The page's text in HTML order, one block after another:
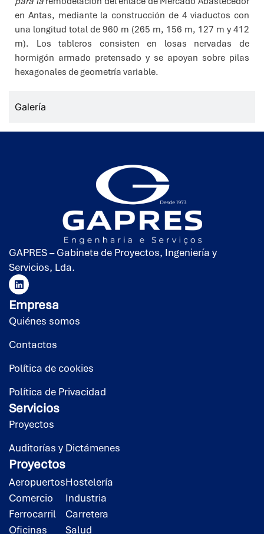
Galería
en Antas, mediante la construcción de 4 viaductos con
una longitud total de 960 m (265 m, 156 m, 127 m y 412
m). Los tableros consisten en losas nervadas de
hormigón armado pretensado y se apoyan sobre pilas
hexagonales de geometría variable.
GAPRES – Gabinete de Proyectos, Ingeniería y
Servicios, Lda.
Empresa
Quiénes somos
Contactos
Política de cookies
Política de Privacidad
Servicios
Proyectos
Auditorías y Dictámenes
Proyectos
Aeropuertos
Comercio
Ferrocarril
Oficinas
Hostelería
Industria
Carretera
Salud